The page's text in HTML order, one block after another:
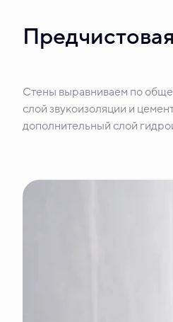
Стены выравниваем по
слой звукоизоляции и
дополнительный слой